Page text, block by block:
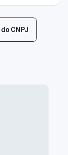
CNPJ